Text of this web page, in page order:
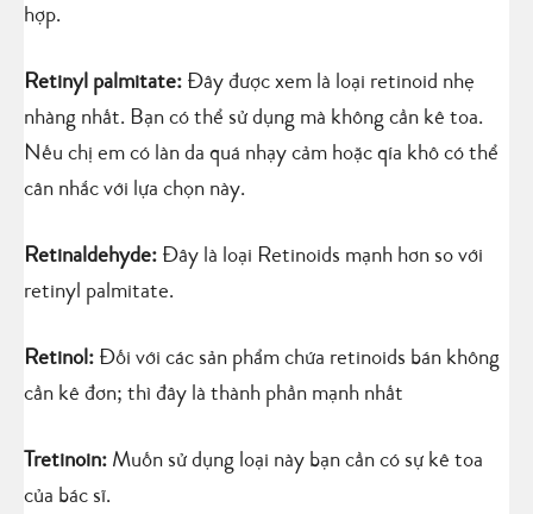
hợp.
Retinyl palmitate: Đây được xem là loại retinoid nhẹ
nhàng nhất. Bạn có thể sử dụng mà không cần kê toa.
Nếu chị em có làn da quá nhạy cảm hoặc qía khô có thể
cân nhắc với lựa chọn này.
Retinaldehyde: Đây là loại Retinoids mạnh hơn so với
retinyl palmitate.
Retinol: Đối với các sản phẩm chứa retinoids bán không
cần kê đơn; thì đây là thành phần mạnh nhất
Tretinoin: Muốn sử dụng loại này bạn cần có sự kê toa
của bác sĩ.